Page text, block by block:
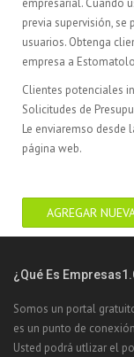
empresarial. Cuando
previa supervisión, se
usuarios. Obtenga
empresa a
Clientes potenciales
Solicitudes de
Le enviaremso desde
página web.
AGREGAR
¿Qué Es
Somos un portal
es un punto de
Usted podrá utlizar el